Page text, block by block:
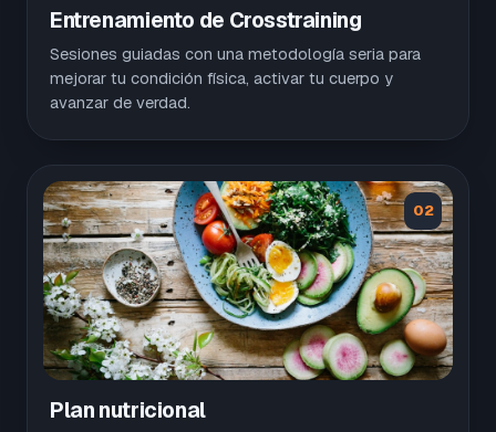
Entrenamiento de Crosstraining
Sesiones guiadas con una metodología seria para
mejorar tu condición física, activar tu cuerpo y
avanzar de verdad.
02
Plan nutricional